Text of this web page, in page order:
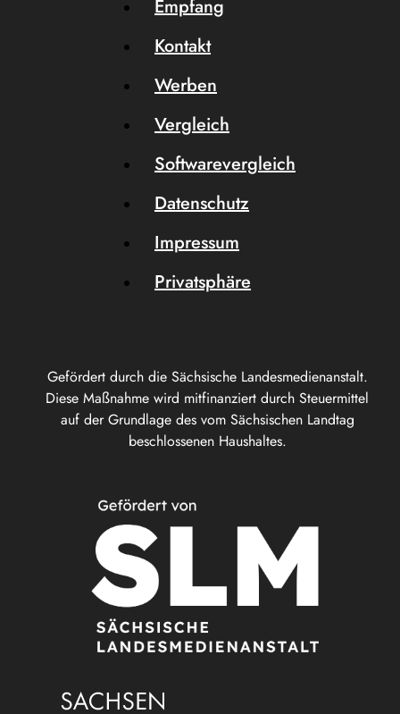
Gefördert durch die Sächsische Landesmedienanstalt.
Diese Maßnahme wird mitfinanziert durch Steuermittel
auf der Grundlage des vom Sächsischen Landtag
beschlossenen Haushaltes.
Empfang
Kontakt
Werben
Vergleich
Softwarevergleich
Datenschutz
Impressum
Privatsphäre